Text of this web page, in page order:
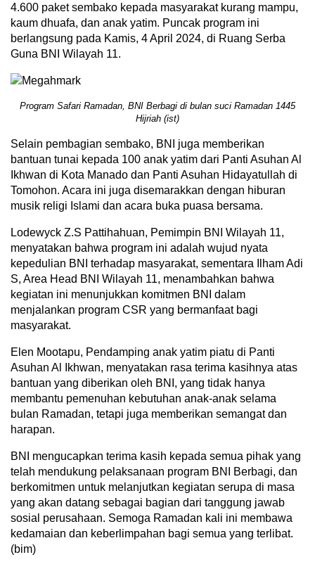
4.600 paket sembako kepada masyarakat kurang mampu,
kaum dhuafa, dan anak yatim. Puncak program ini
berlangsung pada Kamis, 4 April 2024, di Ruang Serba
Guna BNI Wilayah 11.
Program Safari Ramadan, BNI Berbagi di bulan suci Ramadan 1445
Hijriah (ist)
Selain pembagian sembako, BNI juga memberikan
bantuan tunai kepada 100 anak yatim dari Panti Asuhan Al
Ikhwan di Kota Manado dan Panti Asuhan Hidayatullah di
Tomohon. Acara ini juga disemarakkan dengan hiburan
musik religi Islami dan acara buka puasa bersama.
Lodewyck Z.S Pattihahuan, Pemimpin BNI Wilayah 11,
menyatakan bahwa program ini adalah wujud nyata
kepedulian BNI terhadap masyarakat, sementara Ilham Adi
S, Area Head BNI Wilayah 11, menambahkan bahwa
kegiatan ini menunjukkan komitmen BNI dalam
menjalankan program CSR yang bermanfaat bagi
masyarakat.
Elen Mootapu, Pendamping anak yatim piatu di Panti
Asuhan Al Ikhwan, menyatakan rasa terima kasihnya atas
bantuan yang diberikan oleh BNI, yang tidak hanya
membantu pemenuhan kebutuhan anak-anak selama
bulan Ramadan, tetapi juga memberikan semangat dan
harapan.
BNI mengucapkan terima kasih kepada semua pihak yang
telah mendukung pelaksanaan program BNI Berbagi, dan
berkomitmen untuk melanjutkan kegiatan serupa di masa
yang akan datang sebagai bagian dari tanggung jawab
sosial perusahaan. Semoga Ramadan kali ini membawa
kedamaian dan keberlimpahan bagi semua yang terlibat.
(bim)